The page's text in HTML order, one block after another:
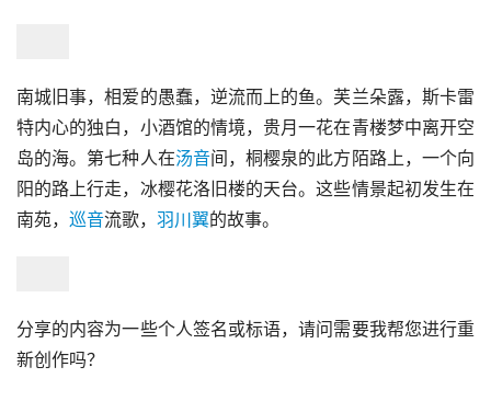
南城旧事，相爱的愚蠢，逆流而上的鱼。芙兰朵露，斯卡雷
特内心的独白，小酒馆的情境，贵月一花在青楼梦中离开空
岛的海。第七种人在汤音间，桐樱泉的此方陌路上，一个向
阳的路上行走，冰樱花洛旧楼的天台。这些情景起初发生在
南苑， 巡音流歌， 羽川翼的故事。
分享的内容为一些个人签名或标语，请问需要我帮您进行重
新创作吗？